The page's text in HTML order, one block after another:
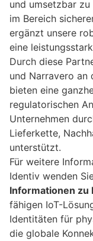
und umsetzbar
im Bereich
ergänzt unsere
eine
Durch diese
und Narravero an
bieten eine
regulatorischen
Unternehmen
Lieferkette,
unterstützt.
Für weitere
Identiv wenden
Informationen zu
fähigen IoT-
Identitäten für
die globale